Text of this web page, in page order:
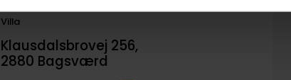
Villa
Klausdalsbrovej 256,
2880 Bagsværd